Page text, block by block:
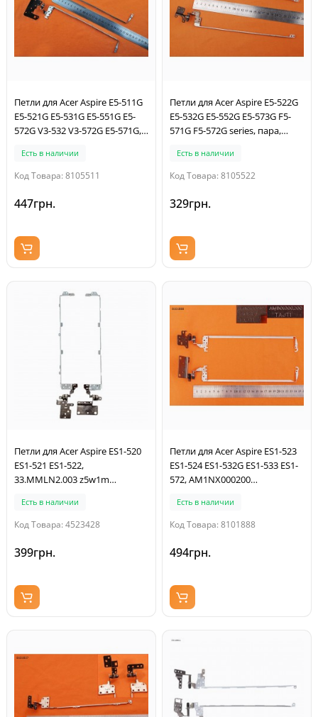
Петли для Acer Aspire E5-511G
E5-521G E5-531G E5-551G E5-
572G V3-532 V3-572G E5-571G,
Есть в наличии
Код Товара: 8105511
447грн.
Петли для Acer Aspire E5-522G
E5-532G E5-552G E5-573G F5-
571G F5-572G series, пара,
33.MVHN7.002
Есть в наличии
Код Товара: 8105522
329грн.
Петли для Acer Aspire ES1-520
ES1-521 ES1-522,
33.MMLN2.003 z5w1m
пара, левая+правая
Есть в наличии
Код Товара: 4523428
399грн.
Петли для Acer Aspire ES1-523
ES1-524 ES1-532G ES1-533 ES1-
572, AM1NX000200
пара, левая+правая
Есть в наличии
Код Товара: 8101888
494грн.